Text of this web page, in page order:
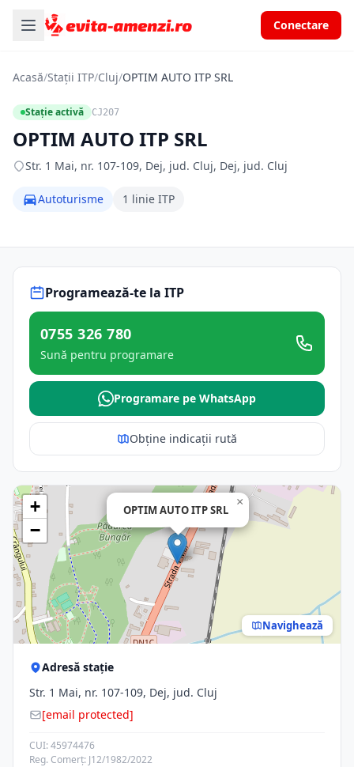
Conectare
Acasă/Stații ITP/Cluj/OPTIM AUTO ITP SRL
Stație activă CJ207
OPTIM AUTO ITP SRL
Str. 1 Mai, nr. 107-109, Dej, jud. Cluj, Dej, jud. Cluj
Autoturisme 1 linie ITP
Programează-te la ITP
0755 326 780
Sună pentru programare
Programare pe WhatsApp
Obține indicații rută
OPTIM AUTO ITP SRL
×
+
−
Navighează
Adresă stație
Str. 1 Mai, nr. 107-109, Dej, jud. Cluj
[email protected]
CUI: 45974476
Reg. Comerț: J12/1982/2022